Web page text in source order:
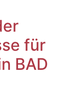
für
BAD